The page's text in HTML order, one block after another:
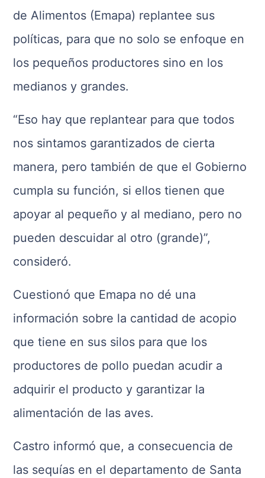
de Alimentos (Emapa) replantee sus
políticas, para que no solo se enfoque en
los pequeños productores sino en los
medianos y grandes.
“Eso hay que replantear para que todos
nos sintamos garantizados de cierta
manera, pero también de que el Gobierno
cumpla su función, si ellos tienen que
apoyar al pequeño y al mediano, pero no
pueden descuidar al otro (grande)”,
consideró.
Cuestionó que Emapa no dé una
información sobre la cantidad de acopio
que tiene en sus silos para que los
productores de pollo puedan acudir a
adquirir el producto y garantizar la
alimentación de las aves.
Castro informó que, a consecuencia de
las sequías en el departamento de Santa